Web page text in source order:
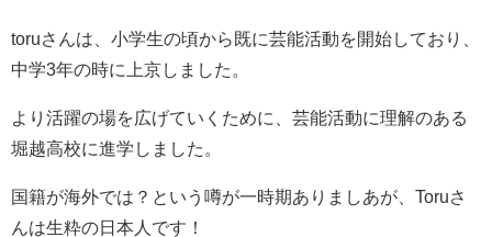
toruさんは、小学生の頃から既に芸能活動を開始しており、
中学3年の時に上京しました。
より活躍の場を広げていくために、芸能活動に理解のある
堀越高校に進学しました。
国籍が海外では？という噂が一時期ありましあが、Toruさ
んは生粋の日本人です！